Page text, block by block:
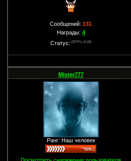
Сообщений:131
Награды: 4
Статус:
Mister777
Ранг: Наш человек